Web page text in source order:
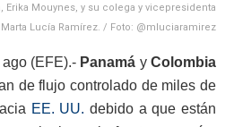
Erika Mouynes, y su colega y vicepresidenta
Lucía Ramírez. / Foto: @mluciaramirez
(EFE).- Panamá yColombia
de flujo controlado de miles de
EE. UU.debido a que están